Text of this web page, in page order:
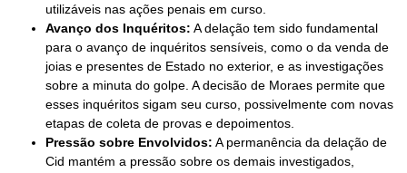
utilizáveis nas ações penais em curso.
Avanço dos Inquéritos: A delação tem sido fundamental
para o avanço de inquéritos sensíveis, como o da venda de
joias e presentes de Estado no exterior, e as investigações
sobre a minuta do golpe. A decisão de Moraes permite que
esses inquéritos sigam seu curso, possivelmente com novas
etapas de coleta de provas e depoimentos.
Pressão sobre Envolvidos: A permanência da delação de
Cid mantém a pressão sobre os demais investigados,